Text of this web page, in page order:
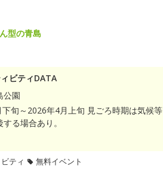
型の青島
ビティDATA
公園
旬～2026年4月上旬 見ごろ時期は気候等
る場合あり。
ティ 無料イベント